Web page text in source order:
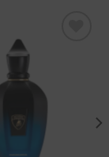
desideri